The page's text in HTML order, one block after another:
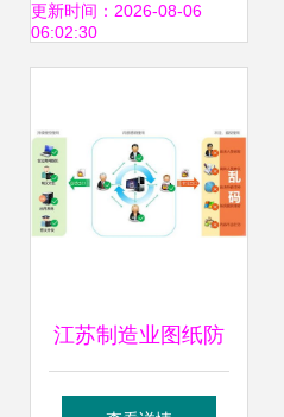
片厂商如何贯彻安
更新时间：2026-08-06
06:02:30
江苏制造业图纸防
泄密 超越简单卸